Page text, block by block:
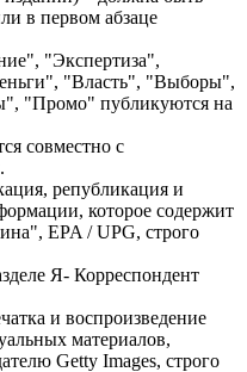
в первом абзаце
"Экспертиза",
"Власть", "Выборы",
"Промо" публикуются на
совместно с
републикация и
которое содержит
EPA / UPG, строго
Я- Корреспондент
и воспроизведение
материалов,
Getty Images, строго